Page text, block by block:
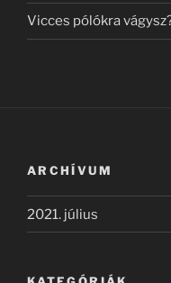
Vicces pólókra
ARCHÍVUM
2021. július